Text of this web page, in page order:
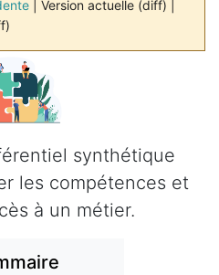
| Version actuelle (diff) |
synthétique
les compétences et
à un métier.